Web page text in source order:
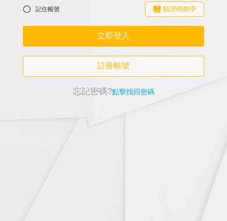
記住帳號 驗證碼教學
立即登入
註冊帳號
忘記密碼?點擊找回密碼